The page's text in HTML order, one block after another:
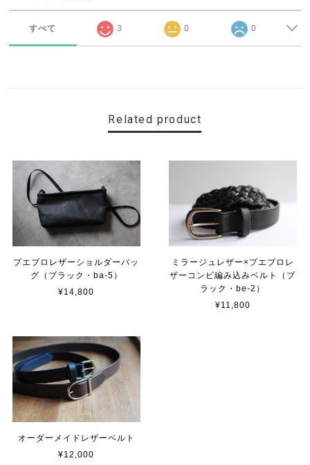
すべて 3 0 0
Related product
プエブロレザーショルダーバッ
グ（ブラック・ba-5）
¥14,800
ミラージュレザー×プエブロレ
ザーコンビ編み込みベルト（ブ
ラック・be-2）
¥11,800
オーダーメイドレザーベルト
¥12,000